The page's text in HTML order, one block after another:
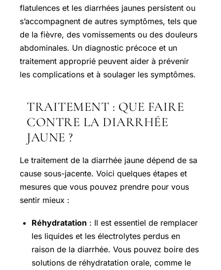
flatulences et les diarrhées jaunes persistent ou
s’accompagnent de autres symptômes, tels que
de la fièvre, des vomissements ou des douleurs
abdominales. Un diagnostic précoce et un
traitement approprié peuvent aider à prévenir
les complications et à soulager les symptômes.
TRAITEMENT : QUE FAIRE
CONTRE LA DIARRHÉE
JAUNE ?
Le traitement de la diarrhée jaune dépend de sa
cause sous-jacente. Voici quelques étapes et
mesures que vous pouvez prendre pour vous
sentir mieux :
Réhydratation : Il est essentiel de remplacer
les liquides et les électrolytes perdus en
raison de la diarrhée. Vous pouvez boire des
solutions de réhydratation orale, comme le